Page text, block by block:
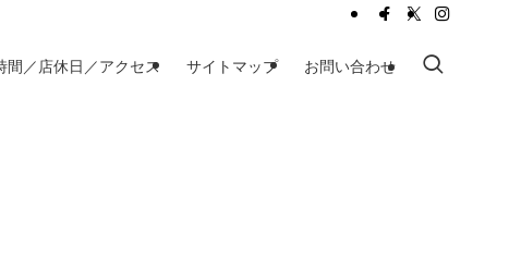
間／店休日／アクセス サイトマップ お問い合わせ